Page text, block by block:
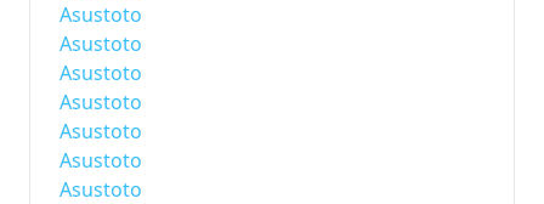
Asustoto
Asustoto
Asustoto
Asustoto
Asustoto
Asustoto
Asustoto